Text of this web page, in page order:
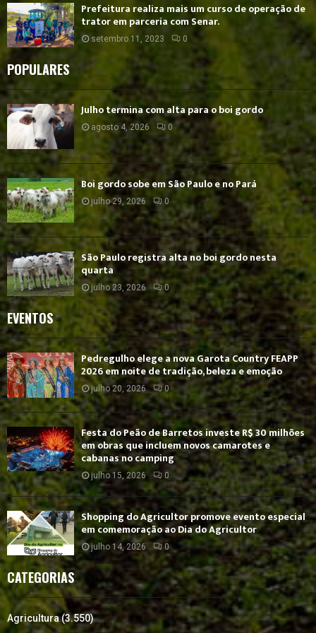
Prefeitura realiza mais um curso de operação de
trator em parceria com Senar.
setembro 11, 2023 0
POPULARES
Julho termina com alta para o boi gordo
agosto 4, 2026 0
Boi gordo sobe em São Paulo e no Pará
julho 29, 2026 0
São Paulo registra alta no boi gordo nesta
quarta
julho 23, 2026 0
EVENTOS
Pedregulho elege a nova Garota Country FEAPP
2026 em noite de tradição, beleza e emoção
julho 20, 2026 0
Festa do Peão de Barretos investe R$ 30 milhões
em obras que incluem novos camarotes e
cabanas no camping
julho 15, 2026 0
Shopping do Agricultor promove evento especial
em comemoração ao Dia do Agricultor
julho 14, 2026 0
CATEGORIAS
Agricultura(3.550)